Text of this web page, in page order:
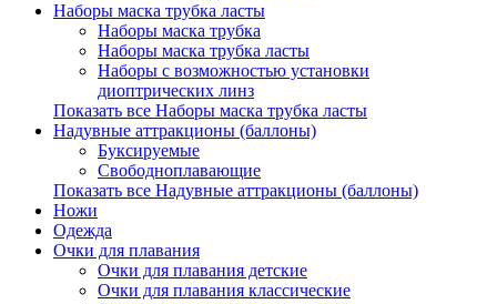
Наборы маска трубка ласты
Наборы маска трубка
Наборы маска трубка ласты
Наборы с возможностью установки
диоптрических линз
Показать все Наборы маска трубка ласты
Надувные аттракционы (баллоны)
Буксируемые
Свободноплавающие
Показать все Надувные аттракционы (баллоны)
Ножи
Одежда
Очки для плавания
Очки для плавания детские
Очки для плавания классические